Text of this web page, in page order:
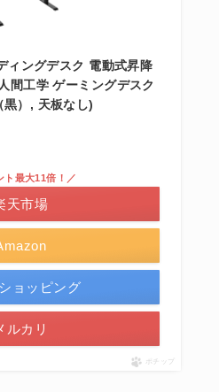
ィングデスク 電動式昇降
間工学 ゲーミングデスク
）, 天板なし)
ト最大11倍！／
天市場
ョッピング
ルカリ
ポチップ